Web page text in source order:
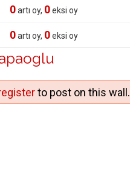
0artı oy, 0eksi oy
0artı oy, 0eksi oy
to post on this wall.